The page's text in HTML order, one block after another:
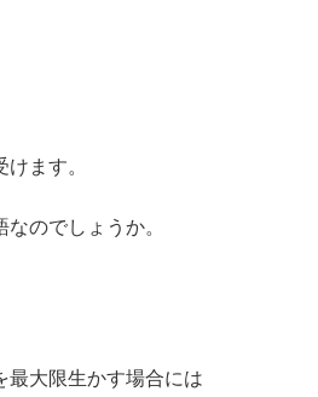
ます。
のでしょうか。
最大限生かす場合には